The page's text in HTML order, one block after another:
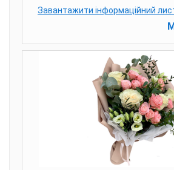
Завантажити інформаційний